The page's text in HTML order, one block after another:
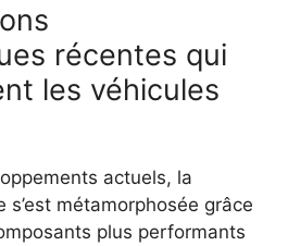
récentes qui
les véhicules
actuels, la
métamorphosée grâce
plus performants